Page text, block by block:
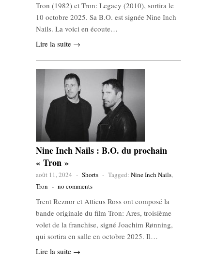
Tron (1982) et Tron: Legacy (2010), sortira le
10 octobre 2025. Sa B.O. est signée Nine Inch
Nails. La voici en écoute…
Lire la suite →
Nine Inch Nails : B.O. du prochain
« Tron »
août 11, 2024 - Shorts - Tagged: Nine Inch Nails,
Tron - no comments
Trent Reznor et Atticus Ross ont composé la
bande originale du film Tron: Ares, troisième
volet de la franchise, signé Joachim Rønning,
qui sortira en salle en octobre 2025. Il…
Lire la suite →